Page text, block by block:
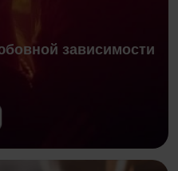
зависимости